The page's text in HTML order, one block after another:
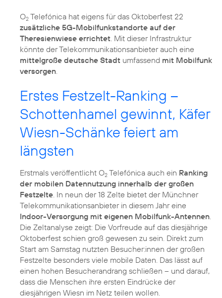
O2 Telefónica hat eigens für das Oktoberfest 22
zusätzliche 5G-Mobilfunkstandorte auf der
Theresienwiese errichtet . Mit dieser Infrastruktur
könnte der Telekommunikationsanbieter auch eine
mittelgroße deutsche Stadt umfassend mit Mobilfunk
versorgen
Erstes Festzelt-Ranking –
Schottenhamel gewinnt, Käfer
Wiesn-Schänke feiert am
längsten
Erstmals veröffentlicht O2 Telefónica auch ein Ranking
der mobilen Datennutzung innerhalb der großen
Festzelte . In neun der 18 Zelte bietet der Münchner
Telekommunikationsanbieter in diesem Jahr eine
Indoor-Versorgung mit eigenen Mobilfunk-Antennen
Die Zeltanalyse zeigt: Die Vorfreude auf das diesjährige
Oktoberfest schien groß gewesen zu sein. Direkt zum
Start am Samstag nutzten Besucher:innen der großen
Festzelte besonders viele mobile Daten. Das lässt auf
einen hohen Besucherandrang schließen – und darauf,
dass die Menschen ihre ersten Eindrücke der
diesjährigen Wiesn im Netz teilen wollen.